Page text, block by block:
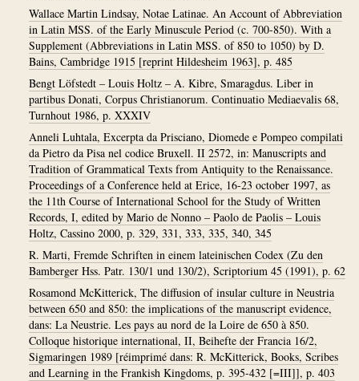
Wallace Martin Lindsay, Notae Latinae. An Account of Abbreviation
in Latin MSS. of the Early Minuscule Period (c. 700-850). With a
Supplement (Abbreviations in Latin MSS. of 850 to 1050) by D.
Bains, Cambridge 1915 [reprint Hildesheim 1963], p. 485
Bengt Löfstedt – Louis Holtz – A. Kibre, Smaragdus. Liber in
partibus Donati, Corpus Christianorum. Continuatio Mediaevalis 68,
Turnhout 1986, p. XXXIV
Anneli Luhtala, Excerpta da Prisciano, Diomede e Pompeo compilati
da Pietro da Pisa nel codice Bruxell. II 2572, in: Manuscripts and
Tradition of Grammatical Texts from Antiquity to the Renaissance.
Proceedings of a Conference held at Erice, 16-23 october 1997, as
the 11th Course of International School for the Study of Written
Records, I, edited by Mario de Nonno – Paolo de Paolis – Louis
Holtz, Cassino 2000, p. 329, 331, 333, 335, 340, 345
R. Marti, Fremde Schriften in einem lateinischen Codex (Zu den
Bamberger Hss. Patr. 130/1 und 130/2), Scriptorium 45 (1991), p. 62
Rosamond McKitterick, The diffusion of insular culture in Neustria
between 650 and 850: the implications of the manuscript evidence,
dans: La Neustrie. Les pays au nord de la Loire de 650 à 850.
Colloque historique international, II, Beihefte der Francia 16/2,
Sigmaringen 1989 [réimprimé dans: R. McKitterick, Books, Scribes
and Learning in the Frankish Kingdoms, p. 395-432 [=III]], p. 403